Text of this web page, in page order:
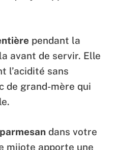
pendant la
avant de servir. Elle
l’acidité sans
de grand-mère qui
dans votre
mijote apporte une